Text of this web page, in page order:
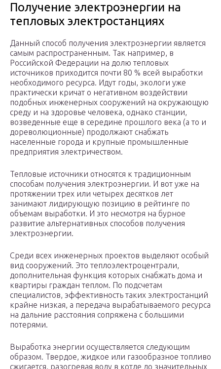
Получение электроэнергии на
тепловых электростанциях
Данный способ получения электроэнергии является
самым распространенным. Так например, в
Российской Федерации на долю тепловых
источников приходится почти 80 % всей выработки
необходимого ресурса. Идут годы, экологи уже
практически кричат о негативном воздействии
подобных инженерных сооружений на окружающую
среду и на здоровье человека, однако станции,
возведенные еще в середине прошлого века (а то и
дореволюционные) продолжают снабжать
населенные города и крупные промышленные
предприятия электричеством.
Тепловые источники относятся к традиционным
способам получения электроэнергии. И вот уже на
протяжении трех или четырех десятков лет
занимают лидирующую позицию в рейтинге по
объемам выработки. И это несмотря на бурное
развитие альтернативных способов получения
электроэнергии.
Среди всех инженерных проектов выделяют особый
вид сооружений. Это теплоэлектроцентрали,
дополнительная функция которых снабжать дома и
квартиры граждан теплом. По подсчетам
специалистов, эффективность таких электростанций
крайне низкая, а передача вырабатываемого ресурса
на дальние расстояния сопряжена с большими
потерями.
Выработка энергии осуществляется следующим
образом. Твердое, жидкое или газообразное топливо
сжигается, разогревая воду в котле до значительных